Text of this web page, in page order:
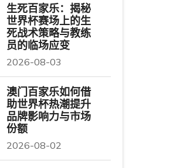
生死百家乐：揭秘
世界杯赛场上的生
死战术策略与教练
员的临场应变
2026-08-03
澳门百家乐如何借
助世界杯热潮提升
品牌影响力与市场
份额
2026-08-02